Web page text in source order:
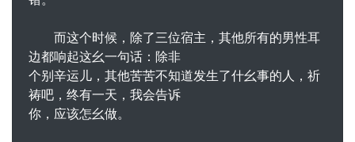
而这个时候，除了三位宿主，其他所有的男性耳
边都响起这幺一句话：除非
个别辛运儿，其他苦苦不知道发生了什幺事的人，祈
祷吧，终有一天，我会告诉
你，应该怎幺做。